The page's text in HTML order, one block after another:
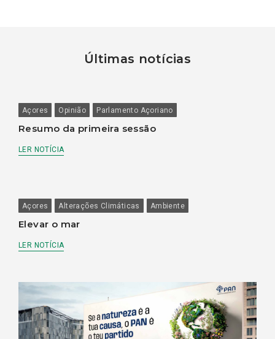
Últimas notícias
Açores Opinião Parlamento Açoriano
Resumo da primeira sessão
LER NOTÍCIA
Açores Alterações Climáticas Ambiente
Elevar o mar
LER NOTÍCIA